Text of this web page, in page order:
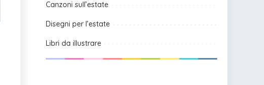
Canzoni sull’estate
Disegni per l’estate
Libri da illustrare